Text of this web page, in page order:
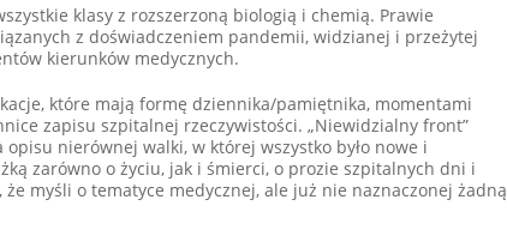
klasy z rozszerzoną biologią i chemią. Prawie
z doświadczeniem pandemii, widzianej i przeżytej
kierunków medycznych.
które mają formę dziennika/pamiętnika, momentami
zapisu szpitalnej rzeczywistości. „Niewidzialny front”
nierównej walki, w której wszystko było nowe i
zarówno o życiu, jak i śmierci, o prozie szpitalnych dni i
myśli o tematyce medycznej, ale już nie naznaczonej żadną